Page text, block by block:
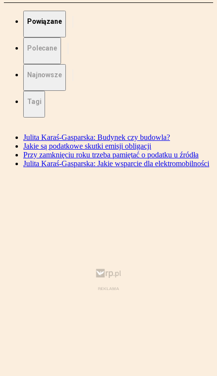
Powiązane
Polecane
Najnowsze
Tagi
Julita Karaś-Gasparska: Budynek czy budowla?
Jakie są podatkowe skutki emisji obligacji
Przy zamknięciu roku trzeba pamiętać o podatku u źródła
Julita Karaś-Gasparska: Jakie wsparcie dla elektromobilności